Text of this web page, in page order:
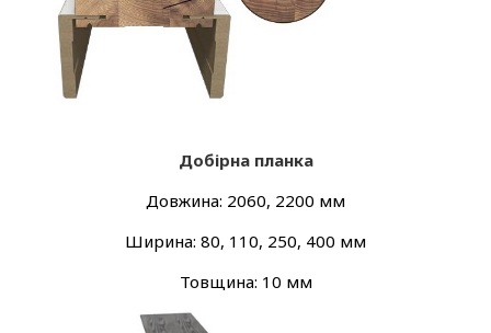
Добірна планка
Довжина: 2060, 2200 мм
Ширина: 80, 110, 250, 400 мм
Товщина: 10 мм